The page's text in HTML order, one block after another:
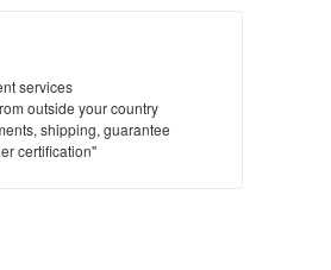
services
outside your country
shipping, guarantee
certification"